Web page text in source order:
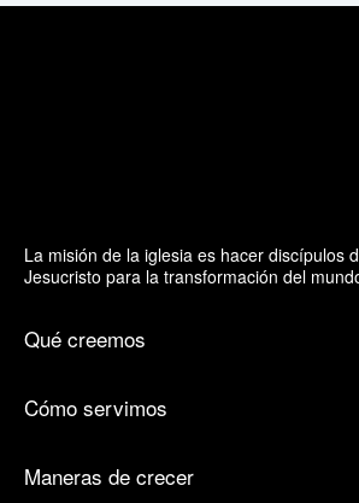
La misión de la iglesia es hacer discípulos
Jesucristo para la transformación del
Qué creemos
Cómo servimos
Maneras de crecer